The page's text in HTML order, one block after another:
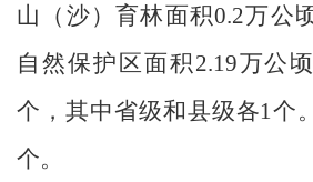
山（沙）育林面积0.2万公
自然保护区面积 2.19万公
个，其中省级和县级各1 个
个。